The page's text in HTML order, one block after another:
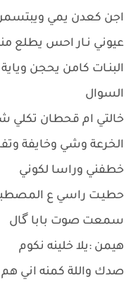
اجن كعدن يمي
عيوني نـار احس يطلع
البنـات كامن يحجن
السوال
خالتي ام قحطان تكلي
الخرعة وشي وخايفة
خطفني وراسا لكوني
حطيـت راسي ع
سمعت صوت بابا گال
هيمن :يلا خلينه نكوم
صدك واللة كمنه اني هم